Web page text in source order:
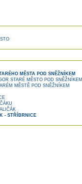
MĚSTA POD SNĚŽNÍKEM
STARÉ MĚSTO POD SNĚŽNÍKEM
MĚSTĚ POD SNĚŽNÍKEM
- STŘÍBRNICE